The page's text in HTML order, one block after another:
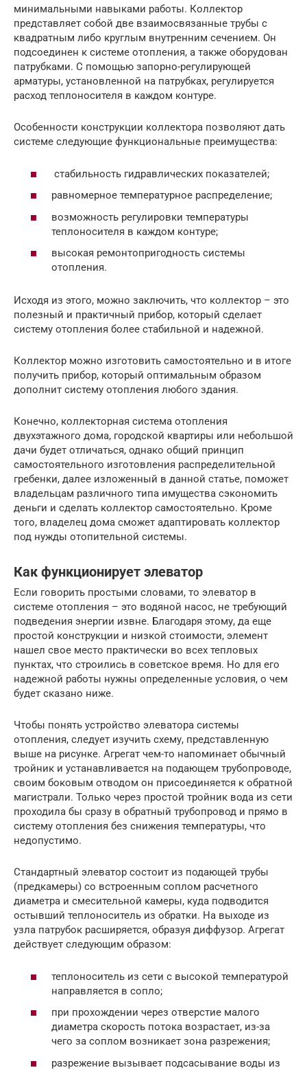
минимальными навыками работы. Коллектор
представляет собой две взаимосвязанные трубы с
квадратным либо круглым внутренним сечением. Он
подсоединен к системе отопления, а также оборудован
патрубками. С помощью запорно-регулирующей
арматуры, установленной на патрубках, регулируется
расход теплоносителя в каждом контуре.
Особенности конструкции коллектора позволяют дать
системе следующие функциональные преимущества:
стабильность гидравлических показателей;
равномерное температурное распределение;
возможность регулировки температуры
теплоносителя в каждом контуре;
высокая ремонтопригодность системы
отопления.
Исходя из этого, можно заключить, что коллектор – это
полезный и практичный прибор, который сделает
систему отопления более стабильной и надежной.
Коллектор можно изготовить самостоятельно и в итоге
получить прибор, который оптимальным образом
дополнит систему отопления любого здания.
Конечно, коллекторная система отопления
двухэтажного дома, городской квартиры или небольшой
дачи будет отличаться, однако общий принцип
самостоятельного изготовления распределительной
гребенки, далее изложенный в данной статье, поможет
владельцам различного типа имущества сэкономить
деньги и сделать коллектор самостоятельно. Кроме
того, владелец дома сможет адаптировать коллектор
под нужды отопительной системы.
Как функционирует элеватор
Если говорить простыми словами, то элеватор в
системе отопления – это водяной насос, не требующий
подведения энергии извне. Благодаря этому, да еще
простой конструкции и низкой стоимости, элемент
нашел свое место практически во всех тепловых
пунктах, что строились в советское время. Но для его
надежной работы нужны определенные условия, о чем
будет сказано ниже.
Чтобы понять устройство элеватора системы
отопления, следует изучить схему, представленную
выше на рисунке. Агрегат чем-то напоминает обычный
тройник и устанавливается на подающем трубопроводе,
своим боковым отводом он присоединяется к обратной
магистрали. Только через простой тройник вода из сети
проходила бы сразу в обратный трубопровод и прямо в
систему отопления без снижения температуры, что
недопустимо.
Стандартный элеватор состоит из подающей трубы
(предкамеры) со встроенным соплом расчетного
диаметра и смесительной камеры, куда подводится
остывший теплоноситель из обратки. На выходе из
узла патрубок расширяется, образуя диффузор. Агрегат
действует следующим образом:
теплоноситель из сети с высокой температурой
направляется в сопло;
при прохождении через отверстие малого
диаметра скорость потока возрастает, из-за
чего за соплом возникает зона разрежения;
разрежение вызывает подсасывание воды из